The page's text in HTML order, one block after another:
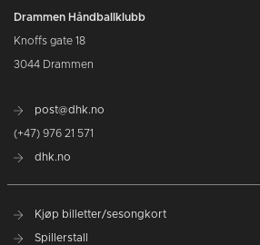
Drammen Håndballklubb
Knoffs gate 18
3044 Drammen
post@dhk.no
(+47) 976 21 571
dhk.no
Kjøp billetter/sesongkort
Spillerstall